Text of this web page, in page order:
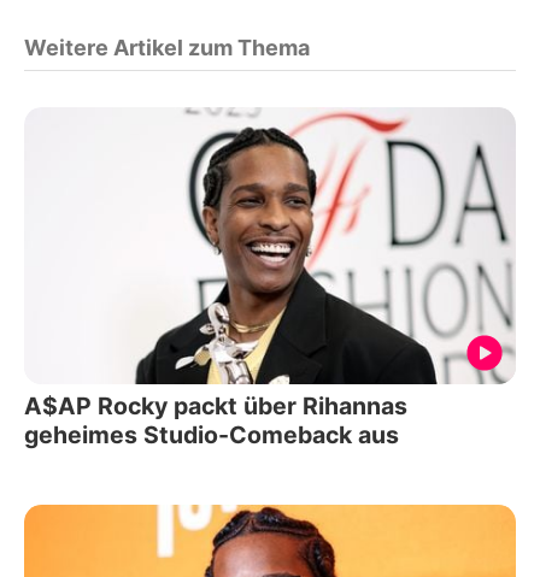
Weitere Artikel zum Thema
A$AP Rocky packt über Rihannas
geheimes Studio-Comeback aus